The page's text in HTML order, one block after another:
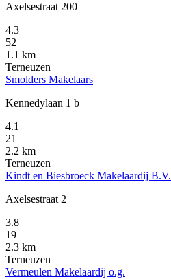
Axelsestraat 200
4.3
52
1.1 km
Terneuzen
Smolders Makelaars
Kennedylaan 1 b
4.1
21
2.2 km
Terneuzen
Kindt en Biesbroeck Makelaardij B.V.
Axelsestraat 2
3.8
19
2.3 km
Terneuzen
Vermeulen Makelaardij o.g.